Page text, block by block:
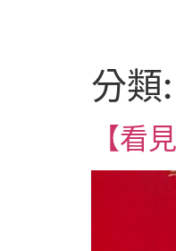
分類:
【看